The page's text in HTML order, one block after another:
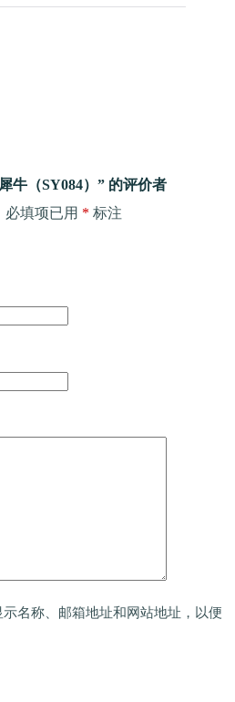
牛（SY084）” 的评价者
必填项已用 * 标注
名称、邮箱地址和网站地址，以便